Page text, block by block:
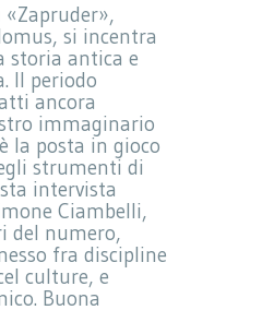
si incentra
storia antica e
Il periodo
ancora
immaginario
la posta in gioco
strumenti di
intervista
Ciambelli,
del numero,
fra discipline
culture, e
Buona